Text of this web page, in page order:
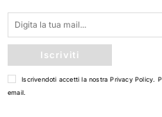
Iscriviti
Iscrivendoti accetti la nostraPrivacy Policy .
email.